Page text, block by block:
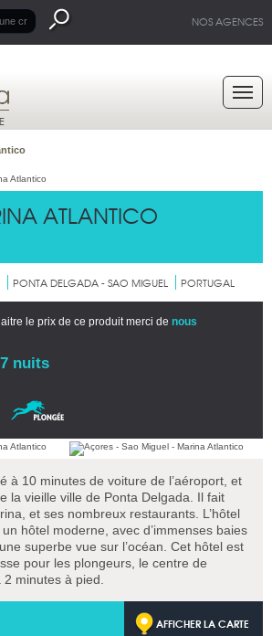
NOS AGENCES
ATLANTICO
PONTA DELGADA - SAO MIGUEL PORTUGAL
le prix de ce produit merci de nous
nuits
à 10 minutes de voiture de l’aéroport, et
la vieille ville de Ponta Delgada. Il fait
et ses nombreux restaurants. L’hôtel
hôtel moderne, avec d’immenses baies
superbe vue sur l’océan. Cet hôtel est
pour les plongeurs, le centre de
minutes à pied.
AFFICHER LA CARTE